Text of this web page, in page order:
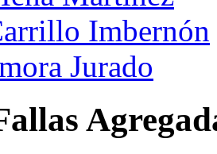
Imbernón
Jurado